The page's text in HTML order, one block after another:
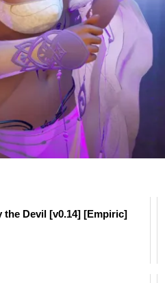
the Devil [v0.14] [Empiric]